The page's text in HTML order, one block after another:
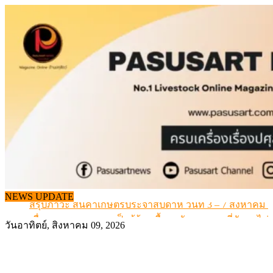
content
NEWS UPDATE
เดินหน้าดัน “ราคากลางโคเนื้อ” แก้ปัญหาราคาโคเนื้อตก
สรุปภาวะ สินค้าเกษตรประจำสัปดาห์ วันที่ 3 – 7 สิงหาคม
เมื่อเกษตรกรถูกมองเป็นผู้ร้ายเบื้องหลังราคาหมูที่สังคมไม่
วันอาทิตย์, สิงหาคม 09, 2026